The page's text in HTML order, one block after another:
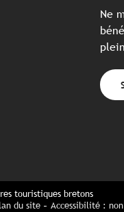
Ne
touristiques bretons
du site Accessibilité :